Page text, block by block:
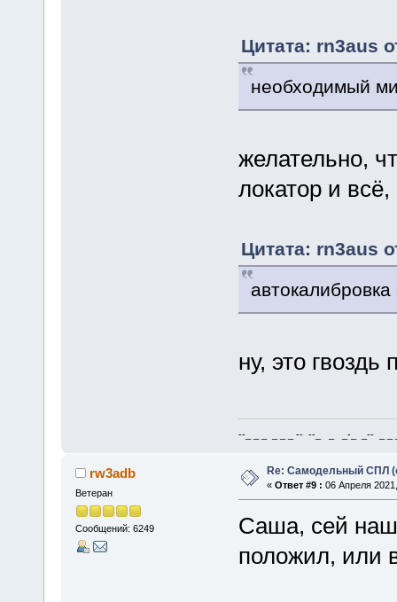
Цитата: rn3aus
необходимый
желательно,
локатор и
Цитата: rn3aus
ну, это
--_ _ _ _ _ _ -- --_ _ _-_ _-- _ _
rw3adb
Ветеран
Сообщений: 6249
Re: Самодельный СПЛ
« Ответ #9 : 06 Апреля
Саша, сей наш
положил, или